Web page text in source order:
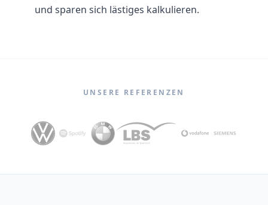
und sparen sich lästiges kalkulieren.
UNSERE REFERENZEN